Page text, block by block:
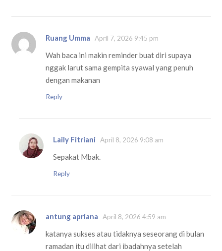
Ruang Umma April 7, 2026 9:45 pm
Wah baca ini makin reminder buat diri supaya
nggak larut sama gempita syawal yang penuh
dengan makanan
Reply
Laily Fitriani April 8, 2026 9:08 am
Sepakat Mbak.
Reply
antung apriana April 8, 2026 4:59 am
katanya sukses atau tidaknya seseorang di bulan
ramadan itu dilihat dari ibadahnya setelah